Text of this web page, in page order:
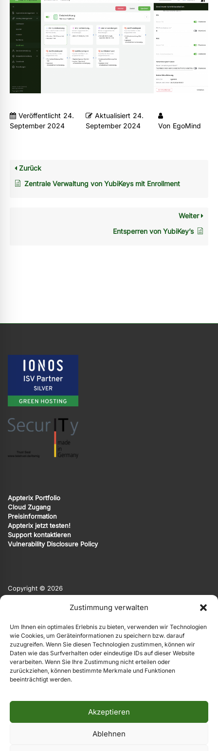
Zustimmung verwalten
Um Ihnen ein optimales Erlebnis zu bieten, verwenden wir Technologien
wie Cookies, um Geräteinformationen zu speichern bzw. darauf
zuzugreifen. Wenn Sie diesen Technologien zustimmen, können wir
Daten wie das Surfverhalten oder eindeutige IDs auf dieser Website
verarbeiten. Wenn Sie Ihre Zustimmung nicht erteilen oder
zurückziehen, können bestimmte Merkmale und Funktionen
beeinträchtigt werden.
Akzeptieren
Ablehnen
Veröffentlicht 24.
September 2024
Aktualisiert 24.
September 2024
Von EgoMind
Zurück
Zentrale Verwaltung von YubiKeys mit Enrollment
Weiter
Entsperren von YubiKey’s
Appterix Portfolio
Cloud Zugang
Preisinformation
Appterix jetzt testen!
Support kontaktieren
Vulnerability Disclosure Policy
Copyright © 2026
Appterix ist eine Marke von EgoMind.
Die Originalsprache der Website ist Deutsch. Weitere Sprachen
werden automatisiert und KI-basiert angeboten. Hierauf
übernehmen wir keine Gewähr.